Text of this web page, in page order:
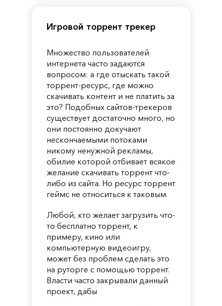
Игровой торрент трекер
Множество пользователей
интернета часто задаются
вопросом: а где отыскать такой
торрент-ресурс, где можно
скачивать контент и не платить за
это? Подобных сайтов-трекеров
существует достаточно много, но
они постоянно докучают
нескончаемыми потоками
никому ненужной рекламы,
обилие которой отбивает всякое
желание скачивать торрент что-
либо из сайта. Но ресурс торрент
геймс не относиться к таковым.
Любой, кто желает загрузить что-
то бесплатно торрент, к
примеру, кино или
компьютерную видеоигру,
может без проблем сделать это
на руторге с помощью торрент.
Власти часто закрывали данный
проект, дабы